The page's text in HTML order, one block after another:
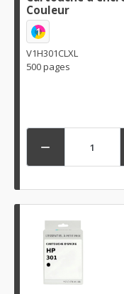
Couleur
1
V1H301CLXL
500 pages
